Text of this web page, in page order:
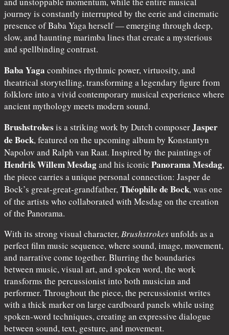
journey is constantly interrupted by the eerie and cinematic
presence of Baba Yaga herself — emerging through deep,
slow, and haunting marimba lines that create a mysterious
and spellbinding contrast.
Baba Yaga combines rhythmic power, virtuosity, and
theatrical storytelling, transforming a legendary figure from
folklore into a vivid contemporary musical experience where
ancient mythology meets modern sound.
Brushstrokes is a striking work by Dutch composerJasper
de Bock, featured on the upcoming album by Konstantyn
Napolov and Ralph van Raat. Inspired by the paintings of
Hendrik Willem Mesdagand his iconic Panorama Mesdag,
the piece carries a unique personal connection: Jasper de
Bock’s great-great-grandfather,Théophile de Bock, was one
of the artists who collaborated with Mesdag on the creation
of the Panorama.
With its strong visual character,Brushstrokesunfolds as a
perfect film music sequence, where sound, image, movement,
and narrative come together. Blurring the boundaries
between music, visual art, and spoken word, the work
transforms the percussionist into both musician and
performer. Throughout the piece, the percussionist writes
with a thick marker on large cardboard panels while using
spoken-word techniques, creating an expressive dialogue
between sound, text, gesture, and movement.